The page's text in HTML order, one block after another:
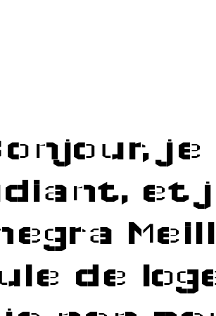
ССЫЛКА НА OMG
КАК ЗАЙТИ НА ОМГ?
ОБОЙТИ БЛОКИРОВКУ ОМГ?
ОМГ – ПОЧЕМУ НА НЕЙ
ЛУЧШЕ?
САЙТ – ПРИНЦИПЫ РАБОТЫ НА
ЗЕРКАЛО / ОМГ САЙТ ПОКУПОК
САЙТ И ЗЕРКАЛО ОМГ |
OMG
TOR (ДЛЯ ПК)
ОБОЙТИ БЛОКИРОВКУ ОМГ ПРИ
et
de